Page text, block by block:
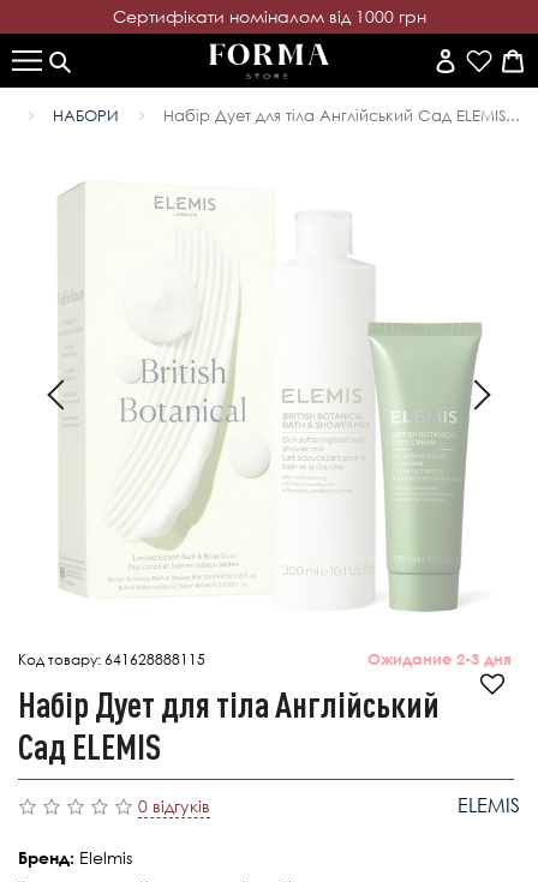
Cертифікати номіналом від 1000 грн
НАБОРИ Набір Дует для тіла Англійський Сад ELEMIS...
Код товару:641628888115 Ожидание 2-3 дня
Набір Дует для тіла Англійський
Сад ELEMIS
0 відгуків ELEMIS
Бренд: Elelmis